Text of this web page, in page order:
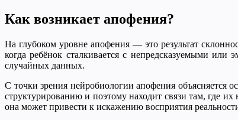
Как возникает апофения?
На глубоком уровне апофения — это результат
когда ребёнок сталкивается с непредсказуемыми
случайных данных.
С точки зрения нейробиологии апофения объясняется
структурированию и поэтому находит связи там, где
она может привести к искажению восприятия